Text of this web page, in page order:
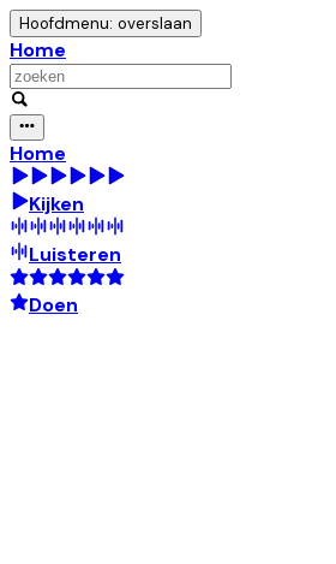
Hoofdmenu: overslaan
Home
Home
Kijken
Luisteren
Doen